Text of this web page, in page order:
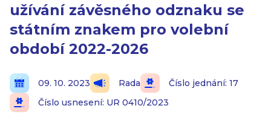
užívání závěsného odznaku se
státním znakem pro volební
období 2022-2026
09. 10. 2023 Rada
Číslo jednání: 17
Číslo usnesení: UR 0410/2023